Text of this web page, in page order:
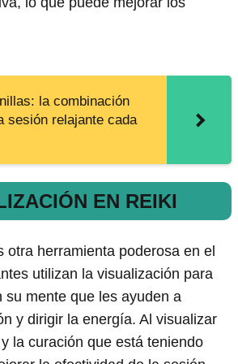
la combinación
sesión relajante cada
EN REIKI
otra herramienta poderosa en el
utilizan la visualización para
su mente que les ayuden a
y dirigir la energía. Al visualizar
la curación que está teniendo